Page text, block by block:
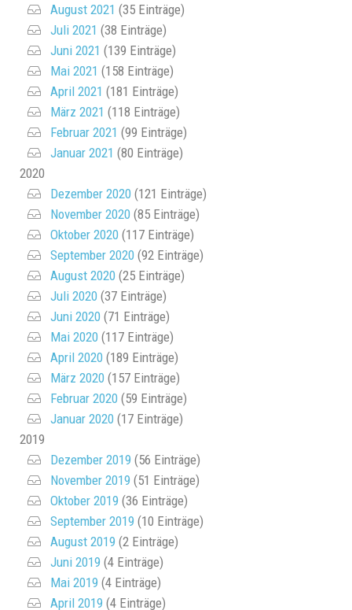
August 2021 (35 Einträge)
Juli 2021 (38 Einträge)
Juni 2021 (139 Einträge)
Mai 2021 (158 Einträge)
April 2021 (181 Einträge)
März 2021 (118 Einträge)
Februar 2021 (99 Einträge)
Januar 2021 (80 Einträge)
2020
Dezember 2020 (121 Einträge)
November 2020 (85 Einträge)
Oktober 2020 (117 Einträge)
September 2020 (92 Einträge)
August 2020 (25 Einträge)
Juli 2020 (37 Einträge)
Juni 2020 (71 Einträge)
Mai 2020 (117 Einträge)
April 2020 (189 Einträge)
März 2020 (157 Einträge)
Februar 2020 (59 Einträge)
Januar 2020 (17 Einträge)
2019
Dezember 2019 (56 Einträge)
November 2019 (51 Einträge)
Oktober 2019 (36 Einträge)
September 2019 (10 Einträge)
August 2019 (2 Einträge)
Juni 2019 (4 Einträge)
Mai 2019 (4 Einträge)
April 2019 (4 Einträge)